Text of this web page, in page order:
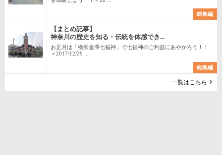
総集編
【まとめ記事】
神奈川の歴史を知る・伝統を体感でき...
お正月は「横浜金澤七福神」で七福神のご利益にあやかろう！！
＜2017/12/29 ...
総集編
一覧はこちら